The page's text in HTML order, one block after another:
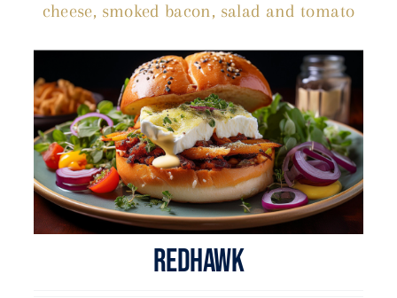
cheese, smoked bacon, salad and tomato
REDHAWK